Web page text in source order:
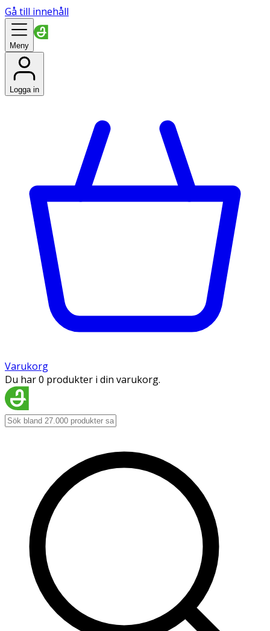
Gå till innehåll
Meny
Logga in
Varukorg
Du har 0 produkter i din varukorg.